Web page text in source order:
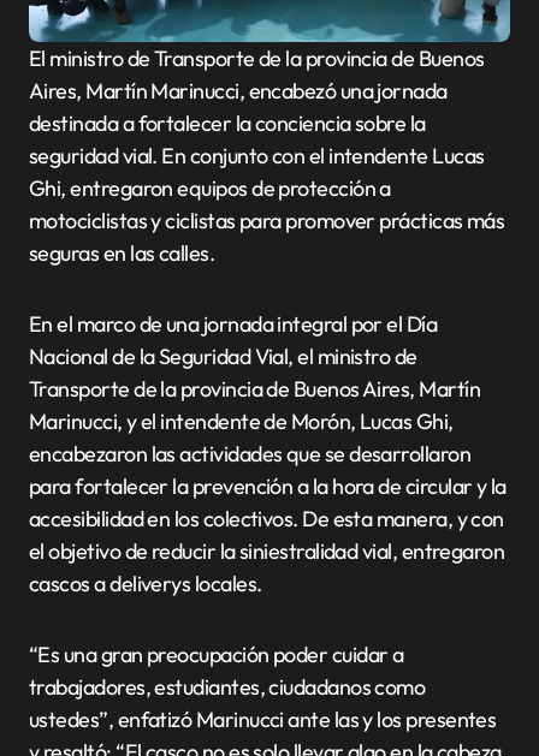
El ministro de Transporte de la provincia de Buenos
Aires, Martín Marinucci, encabezó una jornada
destinada a fortalecer la conciencia sobre la
seguridad vial. En conjunto con el intendente Lucas
Ghi, entregaron equipos de protección a
motociclistas y ciclistas para promover prácticas más
seguras en las calles.
En el marco de una jornada integral por el Día
Nacional de la Seguridad Vial, el ministro de
Transporte de la provincia de Buenos Aires, Martín
Marinucci, y el intendente de Morón, Lucas Ghi,
encabezaron las actividades que se desarrollaron
para fortalecer la prevención a la hora de circular y la
accesibilidad en los colectivos. De esta manera, y con
el objetivo de reducir la siniestralidad vial, entregaron
cascos a deliverys locales.
“Es una gran preocupación poder cuidar a
trabajadores, estudiantes, ciudadanos como
ustedes”, enfatizó Marinucci ante las y los presentes